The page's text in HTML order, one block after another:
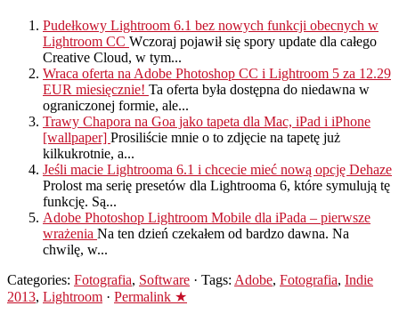
Pudełkowy Lightroom 6.1 bez nowych funkcji obecnych w
Lightroom CC Wczoraj pojawił się spory update dla całego
Creative Cloud, w tym...
Wraca oferta na Adobe Photoshop CC i Lightroom 5 za 12.29
EUR miesięcznie! Ta oferta była dostępna do niedawna w
ograniczonej formie, ale...
Trawy Chapora na Goa jako tapeta dla Mac, iPad i iPhone
[wallpaper] Prosiliście mnie o to zdjęcie na tapetę już
kilkukrotnie, a...
Jeśli macie Lightrooma 6.1 i chcecie mieć nową opcję Dehaze
Prolost ma serię presetów dla Lightrooma 6, które symulują tę
funkcję. Są...
Adobe Photoshop Lightroom Mobile dla iPada – pierwsze
wrażenia Na ten dzień czekałem od bardzo dawna. Na
chwilę, w...
Categories: Fotografia, Software · Tags: Adobe, Fotografia, Indie
2013, Lightroom · Permalink ★